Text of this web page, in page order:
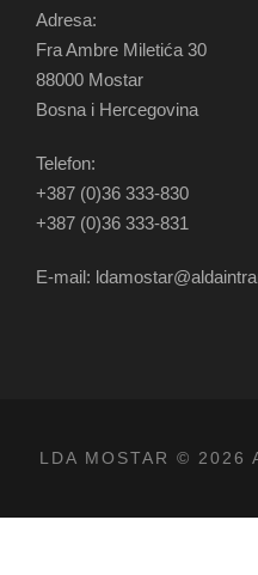
Adresa:
Fra Ambre Miletića 30
88000 Mostar
Bosna i Hercegovina
Telefon:
+387 (0)36 333-830
+387 (0)36 333-831
E-mail:
LDA MOSTAR © 2026